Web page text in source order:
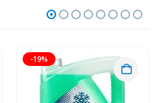
-19%